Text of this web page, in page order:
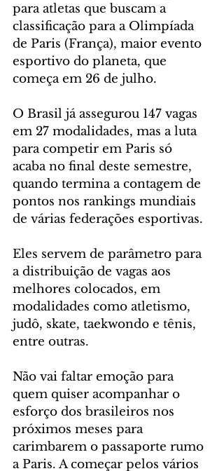
para atletas que buscam a
classificação para a Olimpíada
de Paris (França), maior evento
esportivo do planeta, que
começa em 26 de julho.
O Brasil já assegurou 147 vagas
em 27 modalidades, mas a luta
para competir em Paris só
acaba no final deste semestre,
quando termina a contagem de
pontos nos rankings mundiais
de várias federações esportivas.
Eles servem de parâmetro para
a distribuição de vagas aos
melhores colocados, em
modalidades como atletismo,
judô, skate, taekwondo e tênis,
entre outras.
Não vai faltar emoção para
quem quiser acompanhar o
esforço dos brasileiros nos
próximos meses para
carimbarem o passaporte rumo
a Paris. A começar pelos vários